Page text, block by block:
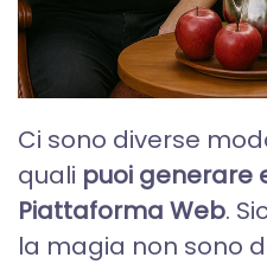
Ci sono diverse
quali puoi generare
Piattaforma Web.
la magia non sono